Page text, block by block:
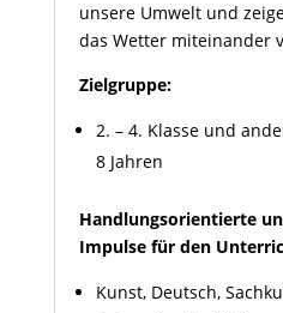
unsere Umwelt und
das Wetter miteinander
Zielgruppe:
2. – 4. Klasse und
8 Jahren
Handlungsorientierte
Impulse für den
Kunst, Deutsch,